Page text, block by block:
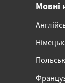
Мовні